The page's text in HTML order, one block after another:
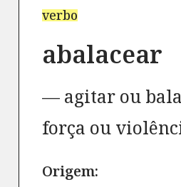
verbo
abalacear
agitar ou
força ou
Origem: